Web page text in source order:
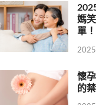
媽
單！
懷
的